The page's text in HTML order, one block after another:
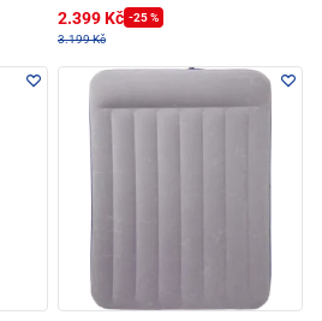
2.399 Kč -25 %
3.199 Kč